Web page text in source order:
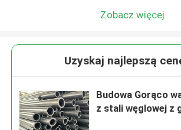
Zobacz więcej
Uzyskaj najlepszą
Budowa Gorąco
z stali węglowej z